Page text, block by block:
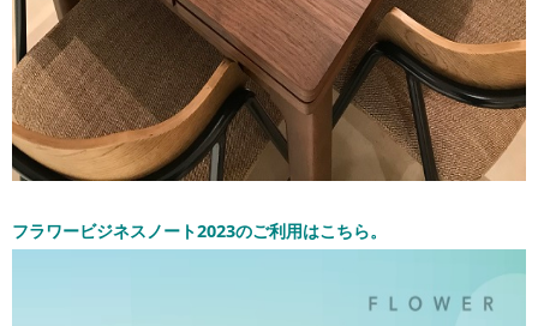
フラワービジネスノート2023のご利用はこちら。